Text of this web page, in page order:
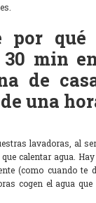
por qué
30 min
de
una
lavadoras, al
calentar agua.
(como cuando te
cogen el agua que